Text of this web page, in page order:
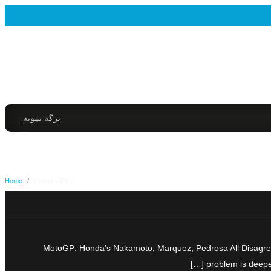
برگه نمونه
Home /
MotoGP: Honda’s Nakamoto, Marquez, Pedrosa All
problem is